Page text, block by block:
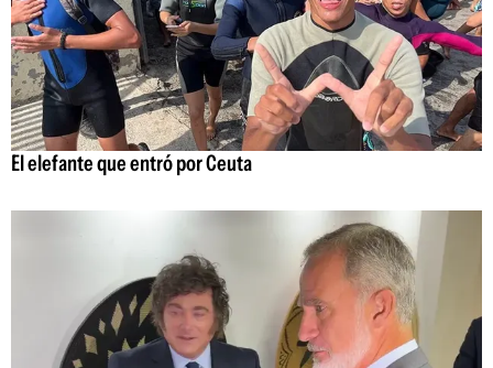
El elefante que entró por Ceuta